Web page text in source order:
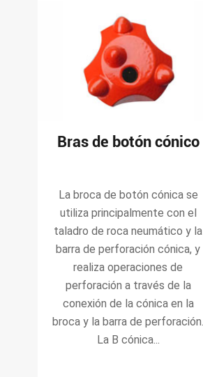
Bras de botón cónico
La broca de botón cónica se
utiliza principalmente con el
taladro de roca neumático y la
barra de perforación cónica, y
realiza operaciones de
perforación a través de la
conexión de la cónica en la
broca y la barra de perforación.
La B cónica...